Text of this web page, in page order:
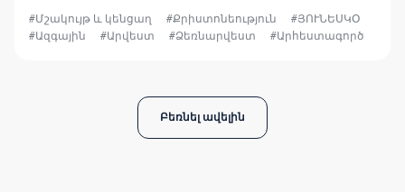
#Մշակույթ և կենցաղ #Քրիստոնեություն
#ՅՈՒՆԵՍԿՕ
#Ազգային
#Արվեստ #Ձեռնարվեստ #Արհեստագործ
Բեռնել ավելին